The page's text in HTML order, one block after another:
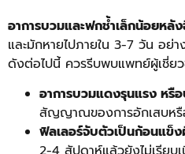
อาการบวมและฟกช้ำเล็กน้อยหลั
และมักหายไปภายใน 3-7 วัน อย่
ดังต่อไปนี้ ควรรีบพบแพทย์ผู้เชี่ย
อาการบวมแดงรุนแรง หรื
สัญญาณของการอักเสบหรื
ฟิลเลอร์จับตัวเป็นก้อนแข็